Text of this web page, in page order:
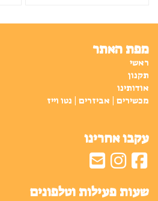
מפת האתר
ראשי
תקנון
אודותינו
מכשירים | אביזרים | נטו וייז
עקבו אחרינו
שעות פעילות וטלפונים